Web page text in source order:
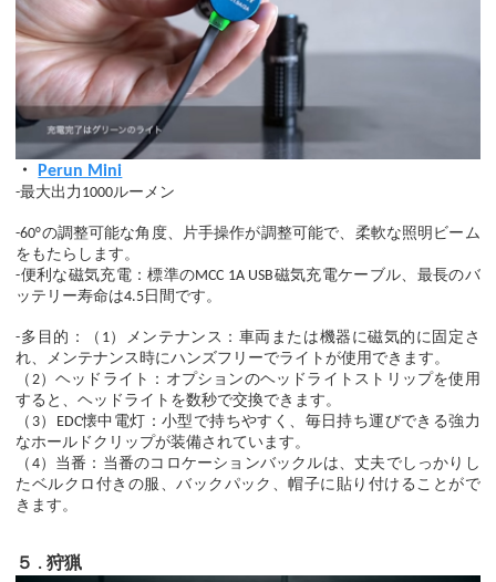
・ Perun Mini
-最大出力1000ルーメン
-60°の調整可能な角度、片手操作が調整可能で、柔軟な照明ビーム
をもたらします。
-便利な磁気充電：標準のMCC 1A USB磁気充電ケーブル、最長のバ
ッテリー寿命は4.5日間です。
-多目的：（1）メンテナンス：車両または機器に磁気的に固定さ
れ、メンテナンス時にハンズフリーでライトが使用できます。
（2）ヘッドライト：オプションのヘッドライトストリップを使用
すると、ヘッドライトを数秒で交換できます。
（3）EDC懐中電灯：小型で持ちやすく、毎日持ち運びできる強力
なホールドクリップが装備されています。
（4）当番：当番のコロケーションバックルは、丈夫でしっかりし
たベルクロ付きの服、バックパック、帽子に貼り付けることがで
きます。
５ . 狩猟